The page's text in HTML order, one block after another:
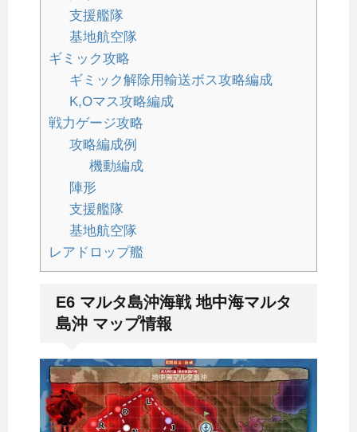
支援艦隊
基地航空隊
ギミック攻略
ギミック解除用輸送ボス攻略編成
K,Oマス攻略編成
戦力ゲージ攻略
攻略編成例
機動編成
陣形
支援艦隊
基地航空隊
レアドロップ艦
E6 マルタ島沖海戦 地中海マルタ
島沖 マップ情報